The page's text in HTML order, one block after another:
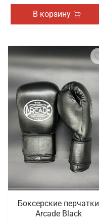
В корзину
Боксерские перчатки
Arcade Black